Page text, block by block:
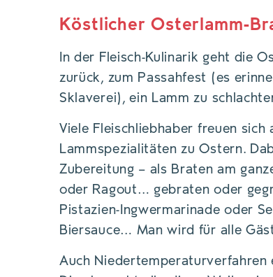
Köstlicher Osterlamm-
In der Fleisch-Kulinarik geht die
zurück, zum Passahfest (es
Sklaverei), ein Lamm zu
Viele Fleischliebhaber freuen
Lammspezialitäten zu Ostern.
Zubereitung – als Braten am
oder Ragout… gebraten oder
Pistazien-Ingwermarinade oder
Biersauce… Man wird für alle
Auch